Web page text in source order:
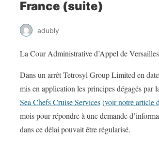
France (suite)
adubly
La Cour Administrative d’Appel de
Dans un arrêt Tetrosyl Group Limited en
mis en application les principes dégagés par
Sea Chefs Cruise Services(voir notre article
mois pour répondre à une demande
dans ce délai pouvait être régularisé.